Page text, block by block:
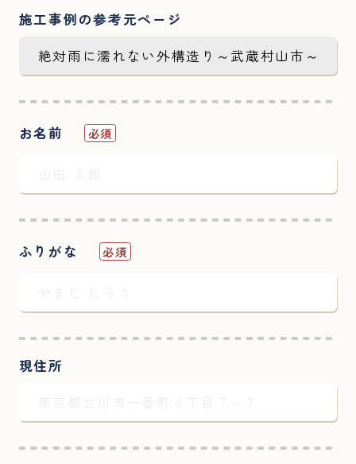
施工事例の参考元ページ
お名前 必須
ふりがな 必須
現住所